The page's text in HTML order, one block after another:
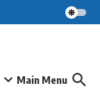
Main Menu